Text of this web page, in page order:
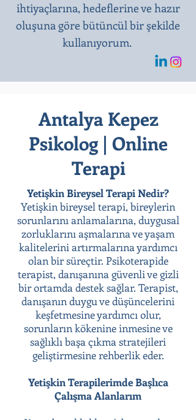
ihtiyaçlarına, hedeflerine ve hazır
oluşuna göre bütüncül bir şekilde
kullanıyorum.
Antalya Kepez
Psikolog | Online
Terapi
Yetişkin Bireysel Terapi Nedir?
Yetişkin bireysel terapi, bireylerin
sorunlarını anlamalarına, duygusal
zorluklarını aşmalarına ve yaşam
kalitelerini artırmalarına yardımcı
olan bir süreçtir. Psikoterapide
terapist, danışanına güvenli ve gizli
bir ortamda destek sağlar. Terapist,
danışanın duygu ve düşüncelerini
keşfetmesine yardımcı olur,
sorunların kökenine inmesine ve
sağlıklı başa çıkma stratejileri
geliştirmesine rehberlik eder.
Yetişkin Terapilerimde Başlıca
Çalışma Alanlarım